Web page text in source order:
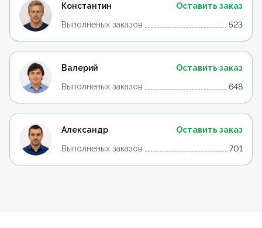
Константин
Оставить заказ
Выполненых заказов
523
Валерий
Оставить заказ
Выполненых заказов
648
Александр
Оставить заказ
Выполненых заказов
701